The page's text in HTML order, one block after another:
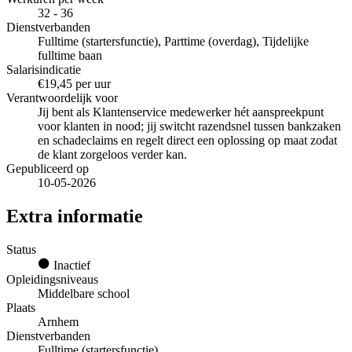
32 - 36
Dienstverbanden
Fulltime (startersfunctie), Parttime (overdag), Tijdelijke
fulltime baan
Salarisindicatie
€19,45 per uur
Verantwoordelijk voor
Jij bent als Klantenservice medewerker hét aanspreekpunt
voor klanten in nood; jij switcht razendsnel tussen bankzaken
en schadeclaims en regelt direct een oplossing op maat zodat
de klant zorgeloos verder kan.
Gepubliceerd op
10-05-2026
Extra informatie
Status
Inactief
Opleidingsniveaus
Middelbare school
Plaats
Arnhem
Dienstverbanden